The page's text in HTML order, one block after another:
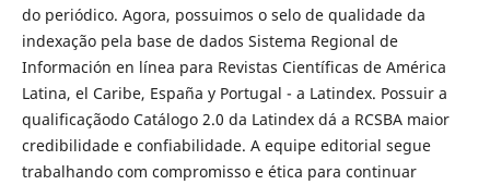
do periódico. Agora, possuimos o selo de qualidade da
indexação pela base de dados Sistema Regional de
Información en línea para Revistas Científicas de América
Latina, el Caribe, España y Portugal - a Latindex. Possuir a
qualificaçãodo Catálogo 2.0 da Latindex dá a RCSBA maior
credibilidade e confiabilidade. A equipe editorial segue
trabalhando com compromisso e ética para continuar